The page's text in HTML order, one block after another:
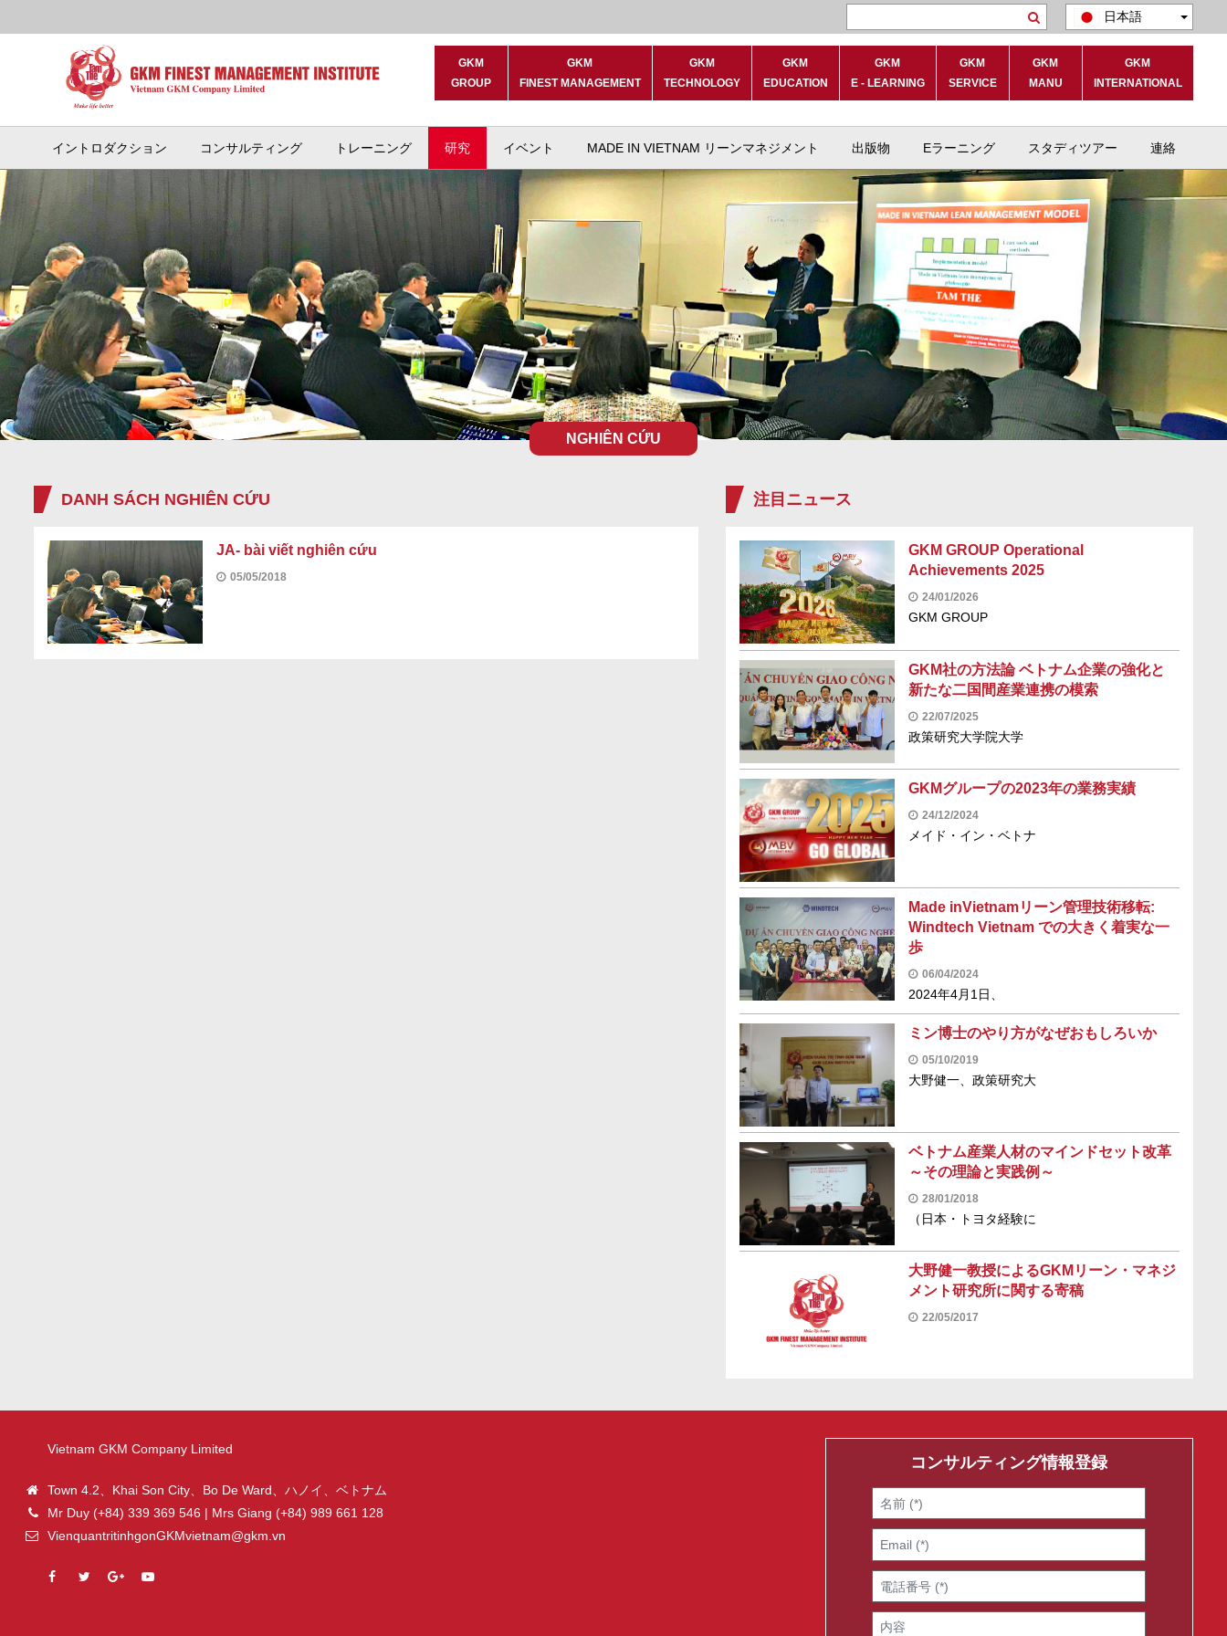
日本語
Search
GKM
GROUP
GKM
FINEST MANAGEMENT
GKM
TECHNOLOGY
GKM
EDUCATION
GKM
E - LEARNING
GKM
SERVICE
GKM
MANU
GKM
INTERNATIONAL
イントロダクション コンサルティング トレーニング 研究 イベント MADE IN VIETNAM リーンマネジメント 出版物 Eラーニング スタディツアー 連絡
NGHIÊN CỨU
DANH SÁCH NGHIÊN CỨU
JA- bài viết nghiên cứu
05/05/2018
注目ニュース
GKM GROUP Operational
Achievements 2025
24/01/2026
GKM GROUP
GKM社の方法論 ベトナム企業の強化と
新たな二国間産業連携の模索
22/07/2025
政策研究大学院大学
GKMグループの2023年の業務実績
24/12/2024
メイド・イン・ベトナ
Made inVietnamリーン管理技術移転:
Windtech Vietnam での大きく着実な一
歩
06/04/2024
2024年4月1日、
ミン博士のやり方がなぜおもしろいか
05/10/2019
大野健一、政策研究大
ベトナム産業人材のマインドセット改革
～その理論と実践例～
28/01/2018
（日本・トヨタ経験に
大野健一教授によるGKMリーン・マネジ
メント研究所に関する寄稿
22/05/2017
コンサルティング情報登録
Vietnam GKM Company Limited
Town 4.2、Khai Son City、Bo De Ward、ハノイ、ベトナム
Mr Duy (+84) 339 369 546 | Mrs Giang (+84) 989 661 128
VienquantritinhgonGKMvietnam@gkm.vn